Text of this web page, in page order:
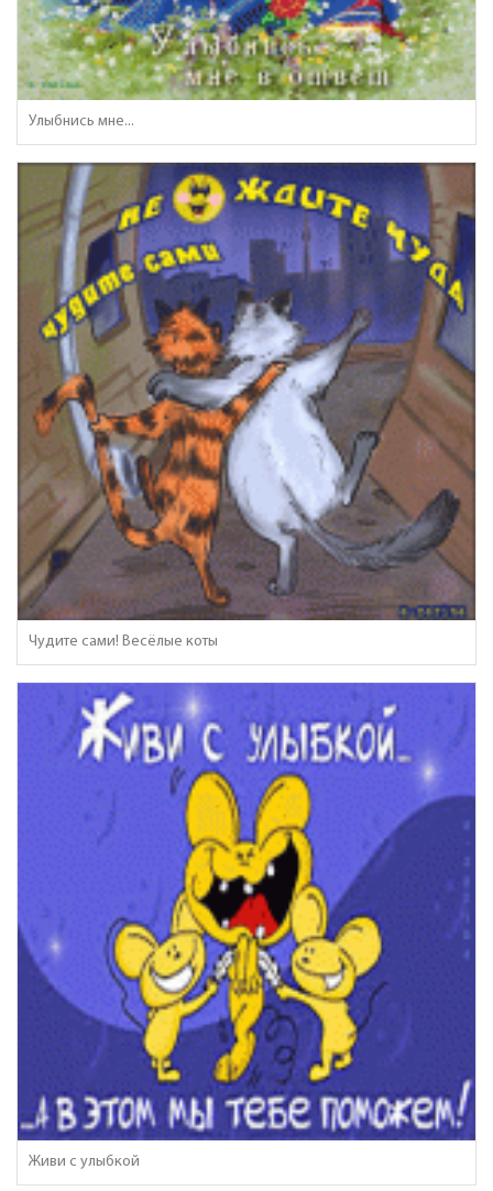
Улыбнись мне...
Чудите сами! Весёлые коты
Живи с улыбкой